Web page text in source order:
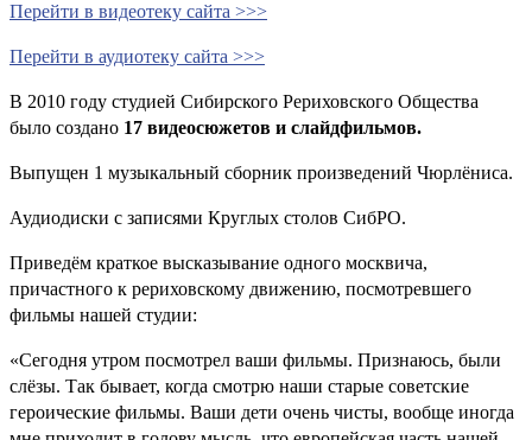
Перейти в видеотеку сайта >>>
Перейти в аудиотеку сайта >>>
В 2010 году студией Сибирского Рериховского Общества
было создано 17 видеосюжетов и слайдфильмов.
Выпущен 1 музыкальный сборник произведений Чюрлёниса.
Аудиодиски с записями Круглых столов СибРО.
Приведём краткое высказывание одного москвича,
причастного к рериховскому движению, посмотревшего
фильмы нашей студии:
«Сегодня утром посмотрел ваши фильмы. Признаюсь, были
слёзы. Так бывает, когда смотрю наши старые советские
героические фильмы. Ваши дети очень чисты, вообще иногда